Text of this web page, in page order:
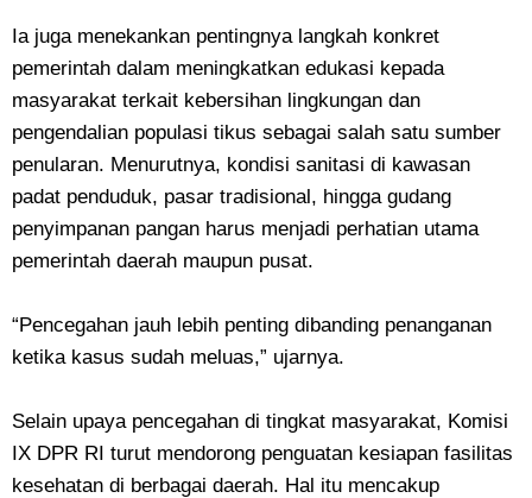
Ia juga menekankan pentingnya langkah konkret
pemerintah dalam meningkatkan edukasi kepada
masyarakat terkait kebersihan lingkungan dan
pengendalian populasi tikus sebagai salah satu sumber
penularan. Menurutnya, kondisi sanitasi di kawasan
padat penduduk, pasar tradisional, hingga gudang
penyimpanan pangan harus menjadi perhatian utama
pemerintah daerah maupun pusat.
“Pencegahan jauh lebih penting dibanding penanganan
ketika kasus sudah meluas,” ujarnya.
Selain upaya pencegahan di tingkat masyarakat, Komisi
IX DPR RI turut mendorong penguatan kesiapan fasilitas
kesehatan di berbagai daerah. Hal itu mencakup